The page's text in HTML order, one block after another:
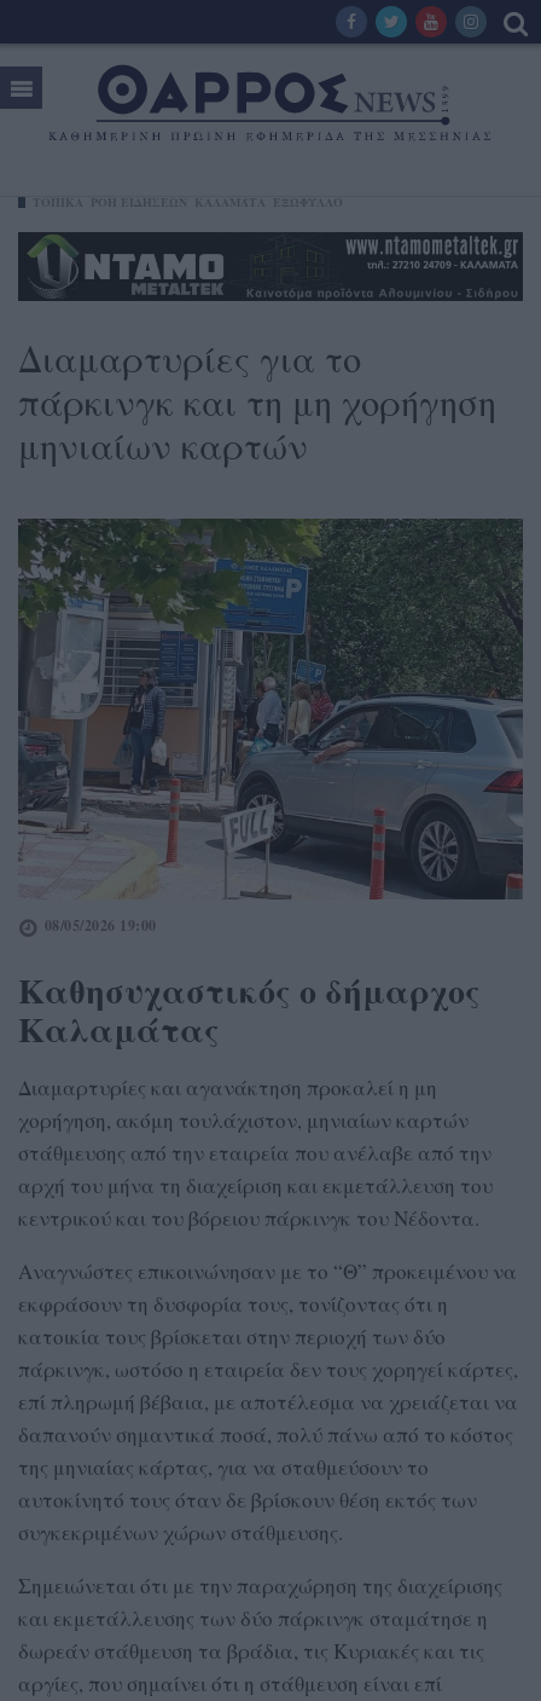
Διαμαρτυρίες για το
πάρκινγκ και τη μη χορήγηση
μηνιαίων καρτών
08/05/2026 19:00
Καθησυχαστικός ο δήμαρχος
Καλαμάτας
Διαμαρτυρίες και αγανάκτηση προκαλεί η μη
χορήγηση, ακόμη τουλάχιστον, μηνιαίων καρτών
στάθμευσης από την εταιρεία που ανέλαβε από την
αρχή του μήνα τη διαχείριση και εκμετάλλευση του
κεντρικού και του βόρειου πάρκινγκ του Νέδοντα.
Αναγνώστες επικοινώνησαν με το “Θ” προκειμένου να
εκφράσουν τη δυσφορία τους, τονίζοντας ότι η
κατοικία τους βρίσκεται στην περιοχή των δύο
πάρκινγκ, ωστόσο η εταιρεία δεν τους χορηγεί κάρτες,
επί πληρωμή βέβαια, με αποτέλεσμα να χρειάζεται να
δαπανούν σημαντικά ποσά, πολύ πάνω από το κόστος
της μηνιαίας κάρτας, για να σταθμεύσουν το
αυτοκίνητό τους όταν δε βρίσκουν θέση εκτός των
συγκεκριμένων χώρων στάθμευσης.
Σημειώνεται ότι με την παραχώρηση της διαχείρισης
και εκμετάλλευσης των δύο πάρκινγκ σταμάτησε η
δωρεάν στάθμευση τα βράδια, τις Κυριακές και τις
αργίες, που σημαίνει ότι η στάθμευση είναι επί